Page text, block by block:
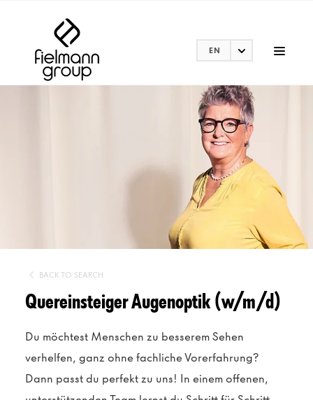
EN
BACK TO SEARCH
Quereinsteiger Augenoptik (w/m/d)
Du möchtest Menschen zu besserem Sehen
verhelfen, ganz ohne fachliche Vorerfahrung?
Dann passt du perfekt zu uns! In einem offenen,